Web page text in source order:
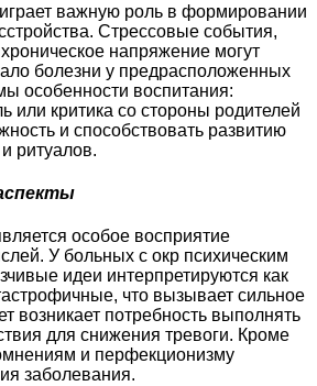
важную роль в формировании
Стрессовые события,
напряжение могут
болезни у предрасположенных
особенности воспитания:
или критика со стороны родителей
и способствовать развитию
ритуалов.
особое восприятие
У больных с окр психическим
идеи интерпретируются как
что вызывает сильное
возникает потребность выполнять
для снижения тревоги. Кроме
и перфекционизму
заболевания.